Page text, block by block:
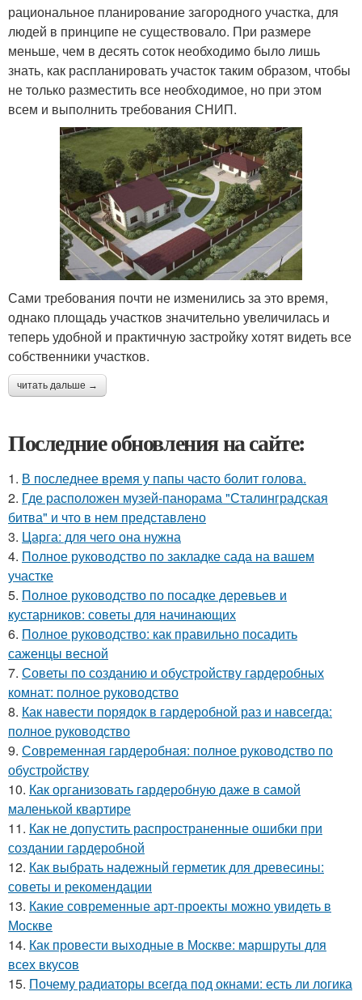
рациональное планирование загородного участка, для
людей в принципе не существовало. При размере
меньше, чем в десять соток необходимо было лишь
знать, как распланировать участок таким образом, чтобы
не только разместить все необходимое, но при этом
всем и выполнить требования СНИП.
Сами требования почти не изменились за это время,
однако площадь участков значительно увеличилась и
теперь удобной и практичную застройку хотят видеть все
собственники участков.
читать дальше →
Последние обновления на сайте:
1. В последнее время у папы часто болит голова.
2. Где расположен музей-панорама "Сталинградская
битва" и что в нем представлено
3. Царга: для чего она нужна
4. Полное руководство по закладке сада на вашем
участке
5. Полное руководство по посадке деревьев и
кустарников: советы для начинающих
6. Полное руководство: как правильно посадить
саженцы весной
7. Советы по созданию и обустройству гардеробных
комнат: полное руководство
8. Как навести порядок в гардеробной раз и навсегда:
полное руководство
9. Современная гардеробная: полное руководство по
обустройству
10. Как организовать гардеробную даже в самой
маленькой квартире
11. Как не допустить распространенные ошибки при
создании гардеробной
12. Как выбрать надежный герметик для древесины:
советы и рекомендации
13. Какие современные арт-проекты можно увидеть в
Москве
14. Как провести выходные в Москве: маршруты для
всех вкусов
15. Почему радиаторы всегда под окнами: есть ли логика